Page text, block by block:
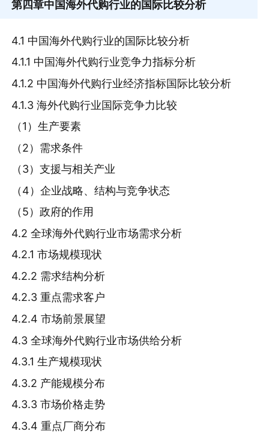
第四章中国海外代购行业的国际比较分析
4.1 中国海外代购行业的国际比较分析
4.1.1 中国海外代购行业竞争力指标分析
4.1.2 中国海外代购行业经济指标国际比较分析
4.1.3 海外代购行业国际竞争力比较
（1）生产要素
（2）需求条件
（3）支援与相关产业
（4）企业战略、结构与竞争状态
（5）政府的作用
4.2 全球海外代购行业市场需求分析
4.2.1 市场规模现状
4.2.2 需求结构分析
4.2.3 重点需求客户
4.2.4 市场前景展望
4.3 全球海外代购行业市场供给分析
4.3.1 生产规模现状
4.3.2 产能规模分布
4.3.3 市场价格走势
4.3.4 重点厂商分布